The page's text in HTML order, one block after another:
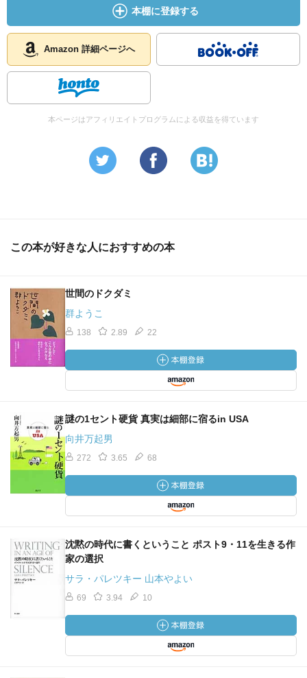
本棚に登録する
Amazon 詳細ページへ
本ページはアフィリエイトプログラムによる収益を得ています
この本が好きな人におすすめの本
世間のドクダミ
群ようこ
138 2.89 22
謎の1セント硬貨 真実は細部に宿るin USA
向井万起男
272 3.65 68
沈黙の時代に書くということ ポスト9・11を生きる作
家の選択
サラ・パレツキー 山本やよい
69 3.94 10